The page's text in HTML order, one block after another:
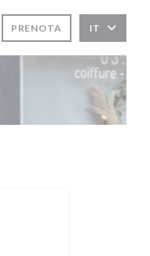
PRENOTA IT